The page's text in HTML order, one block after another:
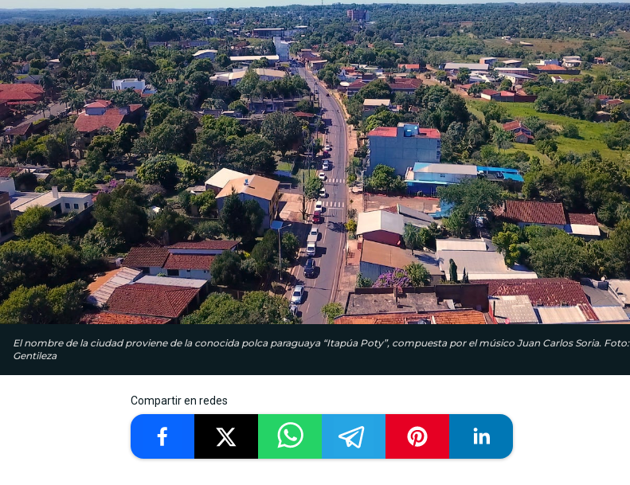
El nombre de la ciudad proviene de la conocida polca paraguaya “Itapúa Poty”, compuesta por el músico Juan Carlos Soria. Foto:
Gentileza
Compartir en redes